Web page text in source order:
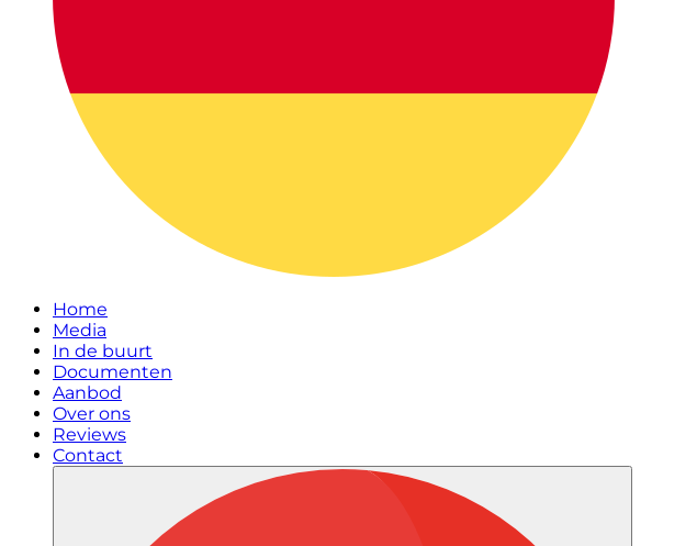
Home
Media
In de buurt
Documenten
Aanbod
Over ons
Reviews
Contact